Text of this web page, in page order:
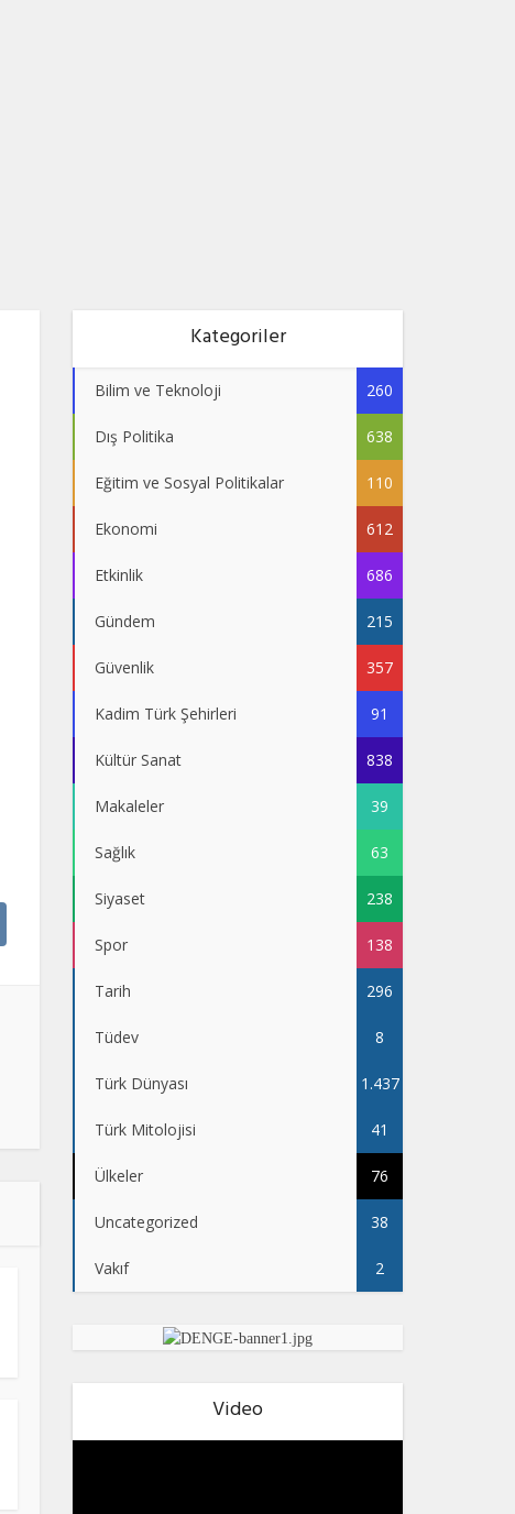
Kategoriler
Bilim ve Teknoloji 260
Dış Politika 638
Eğitim ve Sosyal Politikalar 110
Ekonomi 612
Etkinlik 686
Gündem 215
Güvenlik 357
Kadim Türk Şehirleri 91
Kültür Sanat 838
Makaleler 39
Sağlık 63
Siyaset 238
Spor 138
Tarih 296
Tüdev 8
Türk Dünyası 1.437
Türk Mitolojisi 41
Ülkeler 76
Uncategorized 38
Vakıf 2
Video